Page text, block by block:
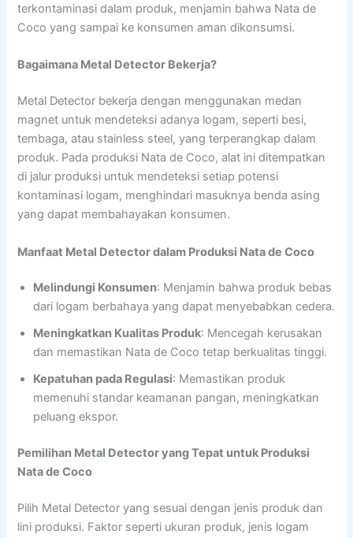
terkontaminasi dalam produk, menjamin bahwa Nata de
Coco yang sampai ke konsumen aman dikonsumsi.
Bagaimana Metal Detector Bekerja?
Metal Detector bekerja dengan menggunakan medan
magnet untuk mendeteksi adanya logam, seperti besi,
tembaga, atau stainless steel, yang terperangkap dalam
produk. Pada produksi Nata de Coco, alat ini ditempatkan
di jalur produksi untuk mendeteksi setiap potensi
kontaminasi logam, menghindari masuknya benda asing
yang dapat membahayakan konsumen.
Manfaat Metal Detector dalam Produksi Nata de Coco
Melindungi Konsumen: Menjamin bahwa produk bebas
dari logam berbahaya yang dapat menyebabkan cedera.
Meningkatkan Kualitas Produk: Mencegah kerusakan
dan memastikan Nata de Coco tetap berkualitas tinggi.
Kepatuhan pada Regulasi: Memastikan produk
memenuhi standar keamanan pangan, meningkatkan
peluang ekspor.
Pemilihan Metal Detector yang Tepat untuk Produksi
Nata de Coco
Pilih Metal Detector yang sesuai dengan jenis produk dan
lini produksi. Faktor seperti ukuran produk, jenis logam